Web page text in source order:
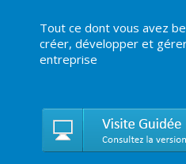
Tout ce dont vous avez
créer, développer et
entreprise